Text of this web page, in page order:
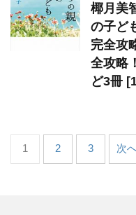
椰月美
の子ど
完全攻
全攻略
ど3冊
1 2 3 次